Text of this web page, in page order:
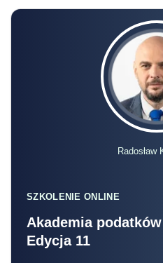
Radosław
SZKOLENIE ONLINE
Akademia podatków
Edycja 11